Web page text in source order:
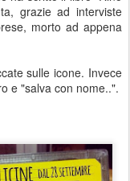
grazie ad interviste
morto ad appena
sulle icone. Invece
e "salva con nome..".